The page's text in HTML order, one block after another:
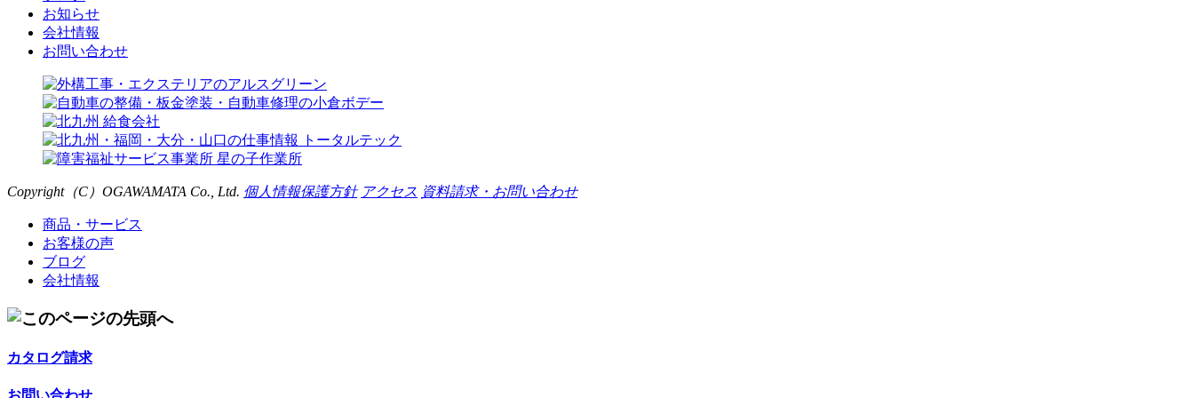
お知らせ
会社情報
お問い合わせ
Copyright（C） OGAWAMATA Co., Ltd. 個人情報保護方針 アクセス 資料請求・お問い合わせ
商品・サービス
お客様の声
ブログ
会社情報
カタログ請求